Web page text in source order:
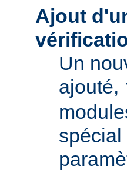
Ajout
Un
ajouté,